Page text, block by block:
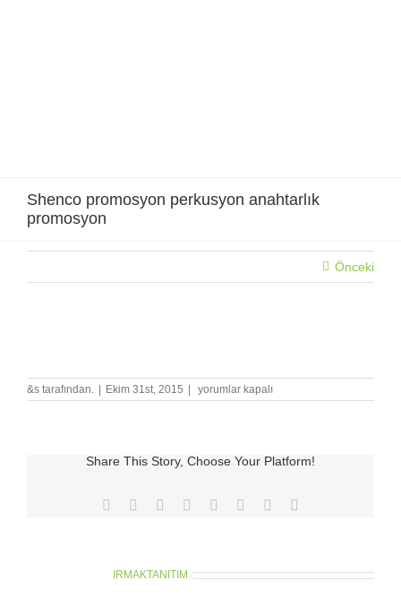
Shenco promosyon perkusyon anahtarlık
promosyon
Önceki
&s tarafından. Ekim 31st, 2015
Shenco
promosyon
yorumlar kapalı
Share This Story, Choose Your Platform!
Facebook Reddit LinkedIn
TumblrPinterest
IRMAKTANITIM